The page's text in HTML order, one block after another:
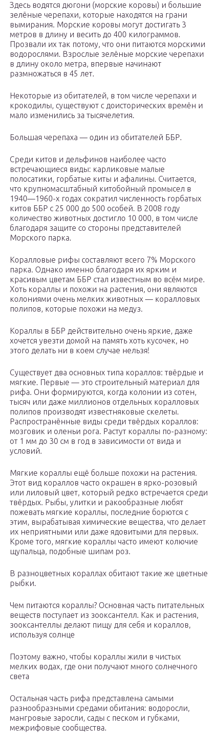
Здесь водятся дюгони (морские коровы) и большие
зелёные черепахи, которые находятся на грани
вымирания. Морские коровы могут достигать 3
метров в длину и весить до 400 килограммов.
Прозвали их так потому, что они питаются морскими
водорослями. Взрослые зелёные морские черепахи
в длину около метра, впервые начинают
размножаться в 45 лет.
Некоторые из обитателей, в том числе черепахи и
крокодилы, существуют с доисторических времён и
мало изменились за тысячелетия.
Большая черепаха — один из обитателей ББР.
Среди китов и дельфинов наиболее часто
встречающиеся виды: карликовые малые
полосатики, горбатые киты и афалины. Считается,
что крупномасштабный китобойный промысел в
1940—1960-х годах сократил численность горбатых
китов ББР с 25 000 до 500 особей. В 2008 году
количество животных достигло 10 000, в том числе
благодаря защите со стороны представителей
Морского парка.
Коралловые рифы составляют всего 7% Морского
парка. Однако именно благодаря их ярким и
красивым цветам ББР стал известным во всём мире.
Хоть кораллы и похожи на растения, они являются
колониями очень мелких животных — коралловых
полипов, которые похожи на медуз.
Кораллы в ББР действительно очень яркие, даже
хочется увезти домой на память хоть кусочек, но
этого делать ни в коем случае нельзя!
Существует два основных типа кораллов: твёрдые и
мягкие. Первые — это строительный материал для
рифа. Они формируются, когда колонии из сотен,
тысяч или даже миллионов отдельных коралловых
полипов производят известняковые скелеты.
Распространённые виды среди твёрдых кораллов:
мозговик и оленьи рога. Растут кораллы по-разному:
от 1 мм до 30 см в год в зависимости от вида и
условий.
Мягкие кораллы ещё больше похожи на растения.
Этот вид кораллов часто окрашен в ярко-розовый
или лиловый цвет, который редко встречается среди
твёрдых. Рыбы, улитки и ракообразные любят
пожевать мягкие кораллы, последние борются с
этим, вырабатывая химические вещества, что делает
их неприятными или даже ядовитыми для первых.
Кроме того, мягкие кораллы часто имеют колючие
щупальца, подобные шипам роз.
В разноцветных кораллах обитают такие же цветные
рыбки.
Чем питаются кораллы? Основная часть питательных
веществ поступает из зооксантелл. Как и растения,
зооксантеллы делают пищу для себя и кораллов,
используя солнце
Поэтому важно, чтобы кораллы жили в чистых
мелких водах, где они получают много солнечного
света
Остальная часть рифа представлена самыми
разнообразными средами обитания: водоросли,
мангровые заросли, сады с песком и губками,
межрифовые сообщества.